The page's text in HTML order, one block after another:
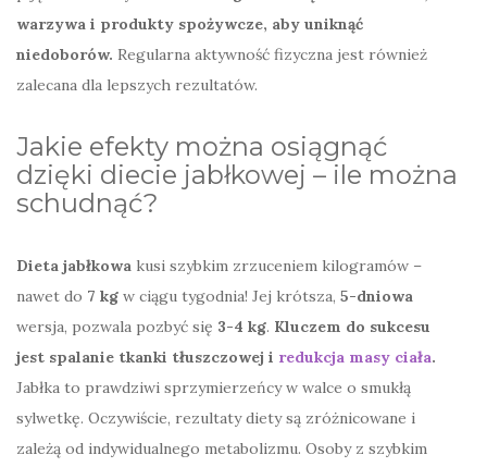
warzywa i produkty spożywcze, aby uniknąć
niedoborów. Regularna aktywność fizyczna jest również
zalecana dla lepszych rezultatów.
Jakie efekty można osiągnąć
dzięki diecie jabłkowej – ile można
schudnąć?
Dieta jabłkowa kusi szybkim zrzuceniem kilogramów –
nawet do 7 kg w ciągu tygodnia! Jej krótsza, 5-dniowa
wersja, pozwala pozbyć się 3-4 kg. Kluczem do sukcesu
jest spalanie tkanki tłuszczowej i redukcja masy ciała.
Jabłka to prawdziwi sprzymierzeńcy w walce o smukłą
sylwetkę. Oczywiście, rezultaty diety są zróżnicowane i
zależą od indywidualnego metabolizmu. Osoby z szybkim